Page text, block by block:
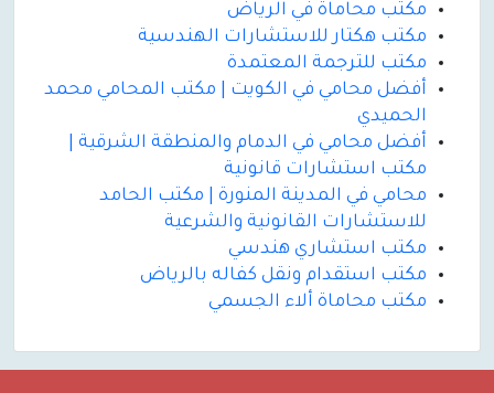
مكتب محاماة في الرياض
مكتب هكتار للاستشارات الهندسية
مكتب للترجمة المعتمدة
أفضل محامي في الكويت | مكتب المحامي محمد
الحميدي
أفضل محامي في الدمام والمنطقة الشرقية |
مكتب استشارات قانونية
محامي في المدينة المنورة | مكتب الحامد
للاستشارات القانونية والشرعية
مكتب استشاري هندسي
مكتب استقدام ونقل كفاله بالرياض
مكتب محاماة ألاء الجسمي